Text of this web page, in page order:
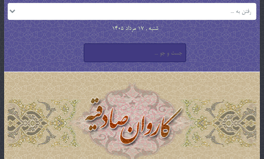
شنبه , 17 مرداد 1405